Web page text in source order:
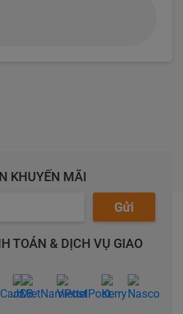
KHUYẾN MÃI
Gửi
TOÁN & DỊCH VỤ GIAO